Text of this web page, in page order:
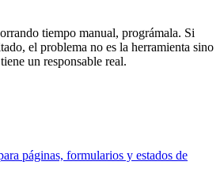
tiempo manual, prográmala. Si
el problema no es la herramienta sino
un responsable real.
páginas, formularios y estados de